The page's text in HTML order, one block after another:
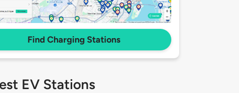
Find Charging Stations
EV Stations